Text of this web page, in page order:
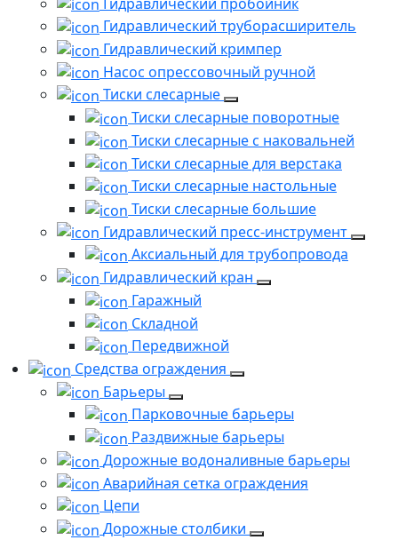
Гидравлический труборасширитель
Гидравлический кримпер
Насос опрессовочный ручной
Тиски слесарные
Тиски слесарные поворотные
Тиски слесарные с наковальней
Тиски слесарные для верстака
Тиски слесарные настольные
Тиски слесарные большие
Гидравлический пресс-инструмент
Аксиальный для трубопровода
Гидравлический кран
Гаражный
Складной
Передвижной
Средства ограждения
Барьеры
Парковочные барьеры
Раздвижные барьеры
Дорожные водоналивные барьеры
Аварийная сетка ограждения
Цепи
Дорожные столбики